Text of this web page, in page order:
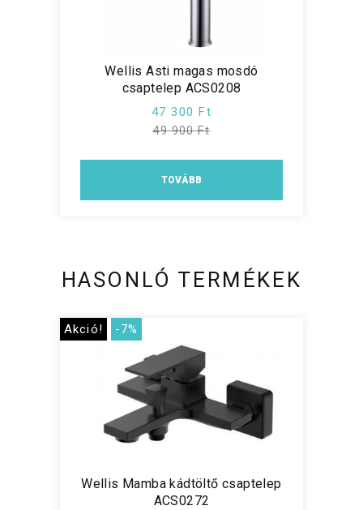
Wellis Asti magas mosdó
csaptelep ACS0208
47 300 Ft
49 900 Ft
TOVÁBB
HASONLÓ TERMÉKEK
Akció! -7%
Wellis Mamba kádtöltő csaptelep
ACS0272